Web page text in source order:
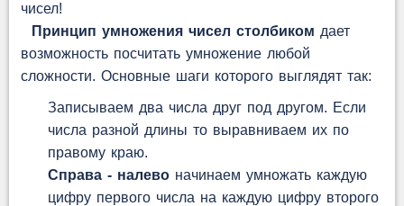
чисел!
Принцип умножения чисел столбиком дает
возможность посчитать умножение любой
сложности. Основные шаги которого выглядят так:
Записываем два числа друг под другом. Если
числа разной длины то выравниваем их по
правому краю.
Справа - налевоначинаем умножать каждую
цифру первого числа на каждую цифру второго